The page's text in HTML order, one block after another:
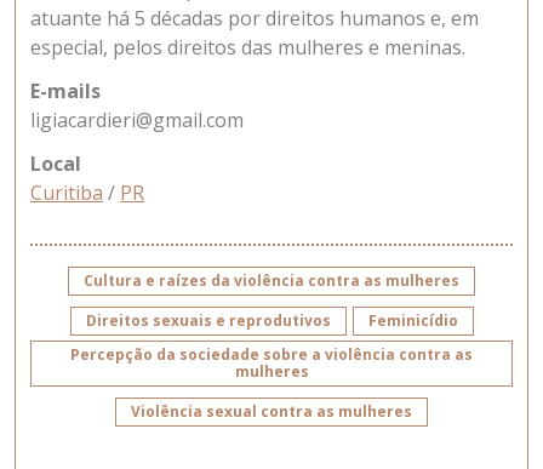
atuante há 5 décadas por direitos humanos e, em
especial, pelos direitos das mulheres e meninas.
E-mails
ligiacardieri@gmail.com
Local
Curitiba / PR
Cultura e raízes da violência contra as mulheres
Direitos sexuais e reprodutivos
Feminicídio
Percepção da sociedade sobre a violência contra as
mulheres
Violência sexual contra as mulheres